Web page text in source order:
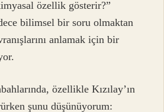
özellik gösterir?”
bilimsel bir soru olmaktan
anlamak için bir
özellikle Kızılay’ın
şunu düşünüyorum: